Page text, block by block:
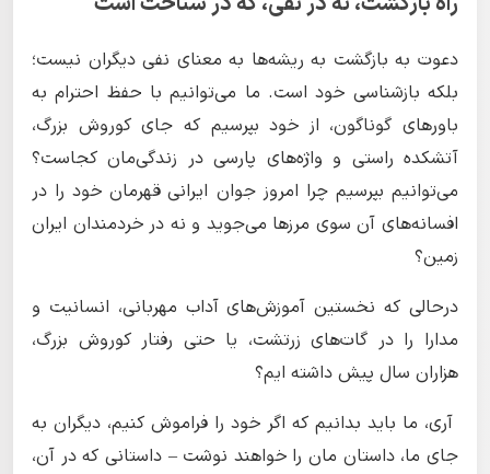
دعوت به بازگشت به ریشه‌ها به معنای نفی دیگران نیست؛
بلکه بازشناسی خود است. ما می‌توانیم با حفظ احترام به
باورهای گوناگون، از خود بپرسیم که جای کوروش بزرگ،
آتشکده راستی و واژه‌های پارسی در زندگی‌مان کجاست؟
می‌توانیم بپرسیم چرا امروز جوان ایرانی قهرمان خود را در
افسانه‌های آن سوی مرزها می‌جوید و نه در خردمندان ایران
زمین؟
درحالی که نخستین آموزش‌های آداب مهربانی، انسانیت و
مدارا را در گات‌های زرتشت، یا حتی رفتار کوروش بزرگ،
هزاران سال پیش داشته ایم؟
آری، ما باید بدانیم که اگر خود را فراموش کنیم، دیگران به
جای ما، داستان مان را خواهند نوشت – داستانی که در آن،